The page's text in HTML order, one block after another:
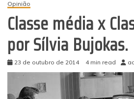
Opinião
Classe média x
por Sílvia Bujokas.
23 de outubro de 2014 4 min read